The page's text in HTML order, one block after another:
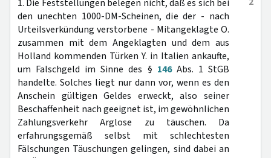
1. Die Feststellungen belegen nicht, daß es sich bei
den unechten 1000-DM-Scheinen, die der - nach
Urteilsverkündung verstorbene - Mitangeklagte O.
zusammen mit dem Angeklagten und dem aus
Holland kommenden Türken Y. in Italien ankaufte,
um Falschgeld im Sinne des § 146Abs. 1 StGB
handelte. Solches liegt nur dann vor, wenn es den
Anschein gültigen Geldes erweckt, also seiner
Beschaffenheit nach geeignet ist, im gewöhnlichen
Zahlungsverkehr Arglose zu täuschen. Da
erfahrungsgemäß selbst mit schlechtesten
Fälschungen Täuschungen gelingen, sind dabei an